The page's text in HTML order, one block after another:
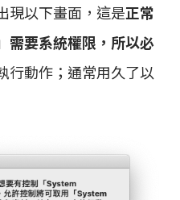
現以下畫面，這是正常
需要系統權限，所以必
行動作；通常用久了以